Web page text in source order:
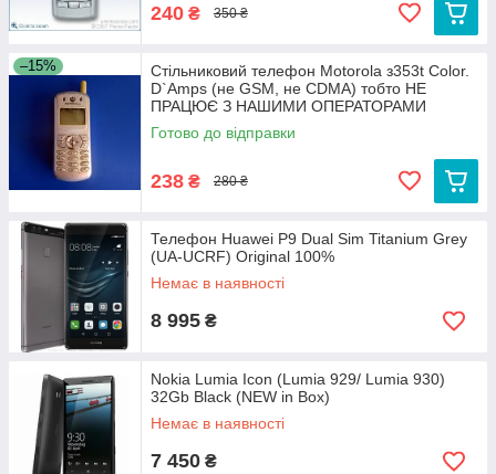
240 ₴ 350 ₴
–15%
Стільниковий телефон Motorola з353t Color.
D`Amps (не GSM, не CDMA) тобто НЕ
ПРАЦЮЄ З НАШИМИ ОПЕРАТОРАМИ
Готово до відправки
238 ₴ 280 ₴
Телефон Huawei P9 Dual Sim Titanium Grey
(UA-UCRF) Original 100%
Немає в наявності
8 995 ₴
Nokia Lumia Icon (Lumia 929/ Lumia 930)
32Gb Black (NEW in Box)
Немає в наявності
7 450 ₴